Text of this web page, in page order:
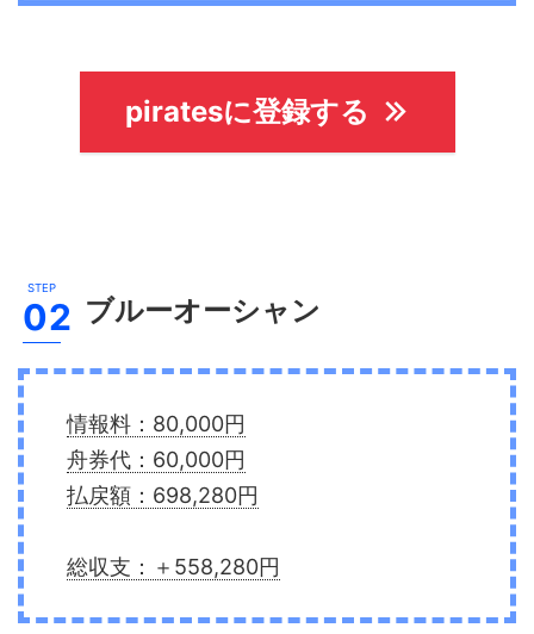
piratesに登録する
ブルーオーシャン
情報料：80,000円
舟券代：60,000円
払戻額：698,280円
総収支：＋558,280円